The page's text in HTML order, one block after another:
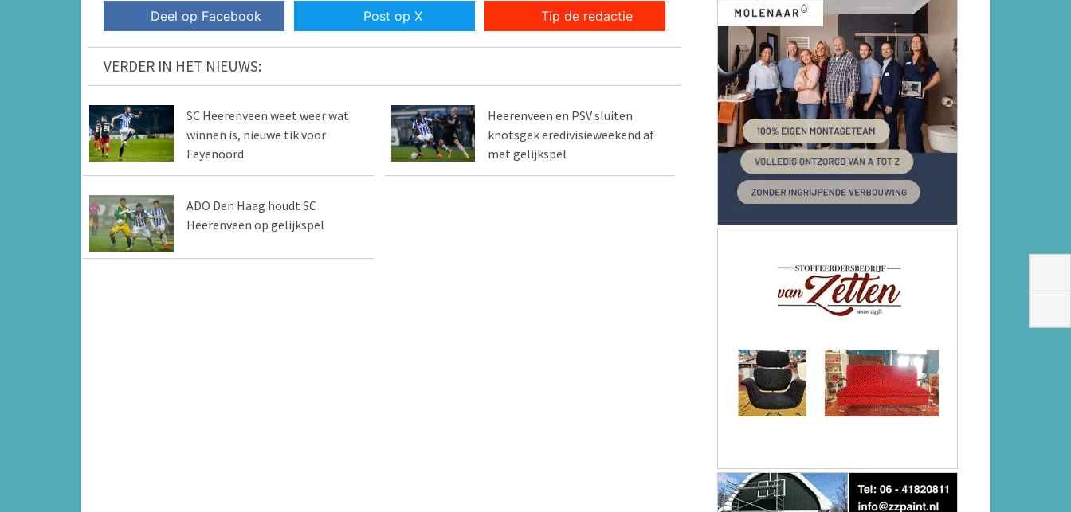
Deel op Facebook Post op X Tip de redactie
VERDER IN HET NIEUWS:
SC Heerenveen weet weer wat
winnen is, nieuwe tik voor
Feyenoord
Heerenveen en PSV sluiten
knotsgek eredivisieweekend af
met gelijkspel
ADO Den Haag houdt SC
Heerenveen op gelijkspel